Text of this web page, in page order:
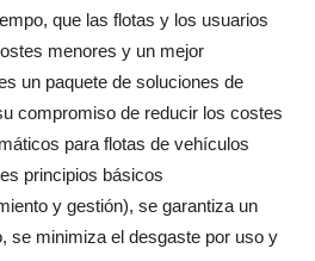
que las flotas y los usuarios
menores y un mejor
un paquete de soluciones de
compromiso de reducir los costes
para flotas de vehículos
principios básicos
y gestión), se garantiza un
se minimiza el desgaste por uso y